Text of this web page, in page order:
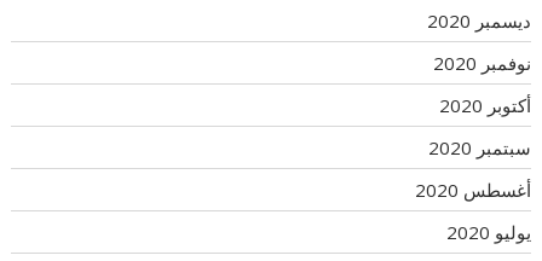
ديسمبر 2020
نوفمبر 2020
أكتوبر 2020
سبتمبر 2020
أغسطس 2020
يوليو 2020